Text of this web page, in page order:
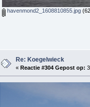
havenmond2_1608810855.jpg
Re: Koegelwieck
« Reactie #304 Gepost op: